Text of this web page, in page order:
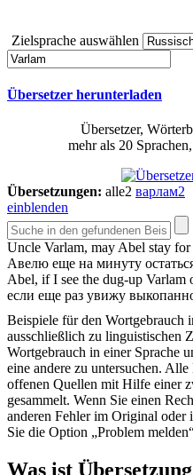
Zielsprache auswählen
Übersetzer herunterladen
Übersetzer,
mehr als 20
Übersetzungen: alle2 варлам2
einblenden
Uncle Varlam, may Abel stay for
Авелю еще на минуту
Abel, if I see the dug-up Varlam
если еще раз увижу
Beispiele für den Wortgebrauch
ausschließlich zu linguistischen
Wortgebrauch in einer Sprache
eine andere zu untersuchen.
offenen Quellen mit Hilfe einer
gesammelt. Wenn Sie einen
anderen Fehler im Original oder
Sie die Option „Problem
Was ist